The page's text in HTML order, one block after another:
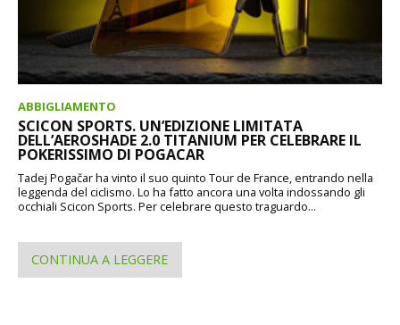
ABBIGLIAMENTO
SCICON SPORTS. UN’EDIZIONE LIMITATA
DELL’AEROSHADE 2.0 TITANIUM PER CELEBRARE IL
POKERISSIMO DI POGACAR
Tadej Pogačar ha vinto il suo quinto Tour de France, entrando nella
leggenda del ciclismo. Lo ha fatto ancora una volta indossando gli
occhiali Scicon Sports. Per celebrare questo traguardo...
CONTINUA A LEGGERE